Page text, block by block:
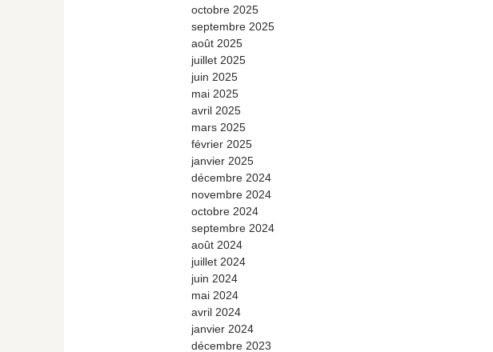
octobre 2025
septembre 2025
août 2025
juillet 2025
juin 2025
mai 2025
avril 2025
mars 2025
février 2025
janvier 2025
décembre 2024
novembre 2024
octobre 2024
septembre 2024
août 2024
juillet 2024
juin 2024
mai 2024
avril 2024
janvier 2024
décembre 2023